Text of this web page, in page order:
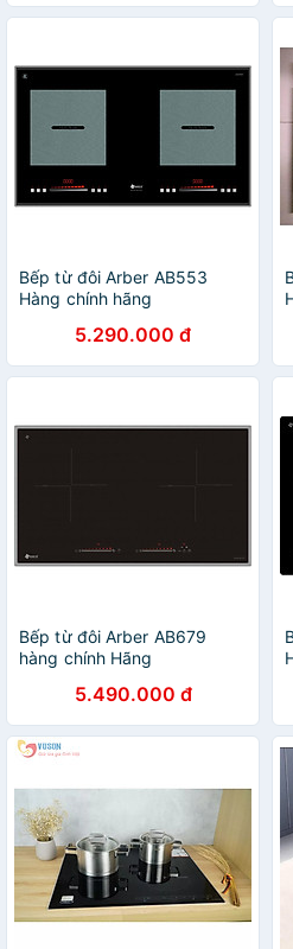
Bếp từ đôi Arber AB553
Hàng chính hãng
5.290.000 đ
Bếp từ đôi Arber AB679
hàng chính Hãng
5.490.000 đ